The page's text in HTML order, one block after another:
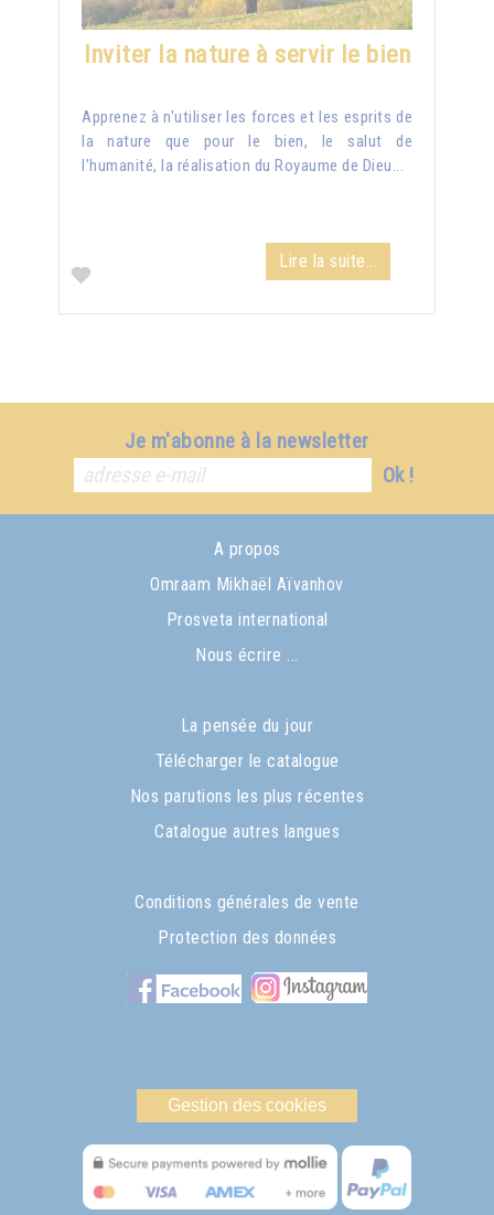
Inviter la nature à servir le bien
Apprenez à n'utiliser les forces et les esprits de
la nature que pour le bien, le salut de
l'humanité, la réalisation du Royaume de Dieu...
Lire la suite...
Je m'abonne à la newsletter
Ok !
A propos
Omraam Mikhaël Aïvanhov
Prosveta international
Nous écrire ...
La pensée du jour
Télécharger le catalogue
Nos parutions les plus récentes
Catalogue autres langues
Conditions générales de vente
Protection des données
Gestion des cookies